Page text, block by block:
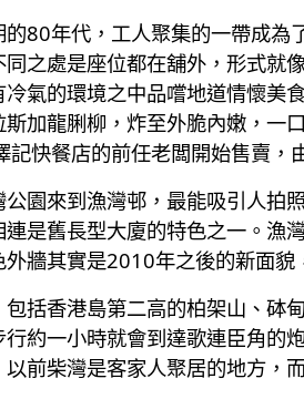
的80年代，工人聚集的一帶成
之處是座位都在舖外，形式就
氣的環境之中品嚐地道情懷美
加龍脷柳，炸至外脆內嫩，一
記快餐店的前任老闆開始售賣
公園來到漁灣邨，最能吸引人拍
連是舊長型大廈的特色之一。漁
牆其實是2010年之後的新面
括香港島第二高的柏架山、砵
約一小時就會到達歌連臣角的
前柴灣是客家人聚居的地方，